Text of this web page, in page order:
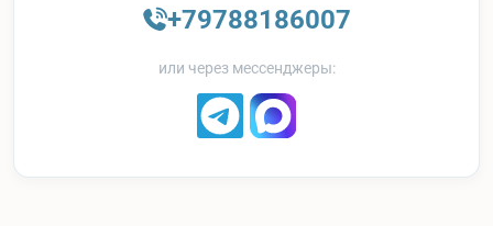
+79788186007
или через мессенджеры: